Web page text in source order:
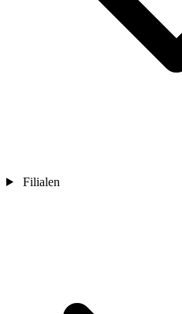
Filialen